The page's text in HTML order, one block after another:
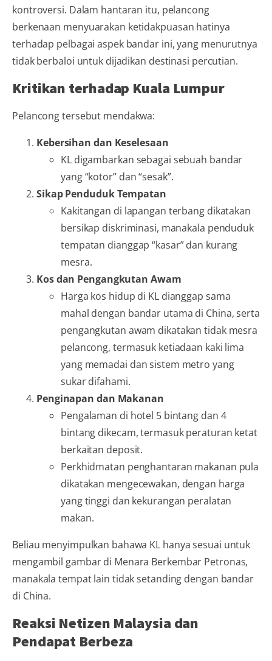
kontroversi. Dalam hantaran itu, pelancong
berkenaan menyuarakan ketidakpuasan hatinya
terhadap pelbagai aspek bandar ini, yang menurutnya
tidak berbaloi untuk dijadikan destinasi percutian.
Kritikan terhadap Kuala Lumpur
Pelancong tersebut mendakwa:
Kebersihan dan Keselesaan
KL digambarkan sebagai sebuah bandar
yang “kotor” dan “sesak”.
Sikap Penduduk Tempatan
Kakitangan di lapangan terbang dikatakan
bersikap diskriminasi, manakala penduduk
tempatan dianggap “kasar” dan kurang
mesra.
Kos dan Pengangkutan Awam
Harga kos hidup di KL dianggap sama
mahal dengan bandar utama di China, serta
pengangkutan awam dikatakan tidak mesra
pelancong, termasuk ketiadaan kaki lima
yang memadai dan sistem metro yang
sukar difahami.
Penginapan dan Makanan
Pengalaman di hotel 5 bintang dan 4
bintang dikecam, termasuk peraturan ketat
berkaitan deposit.
Perkhidmatan penghantaran makanan pula
dikatakan mengecewakan, dengan harga
yang tinggi dan kekurangan peralatan
makan.
Beliau menyimpulkan bahawa KL hanya sesuai untuk
mengambil gambar di Menara Berkembar Petronas,
manakala tempat lain tidak setanding dengan bandar
di China.
Reaksi Netizen Malaysia dan
Pendapat Berbeza